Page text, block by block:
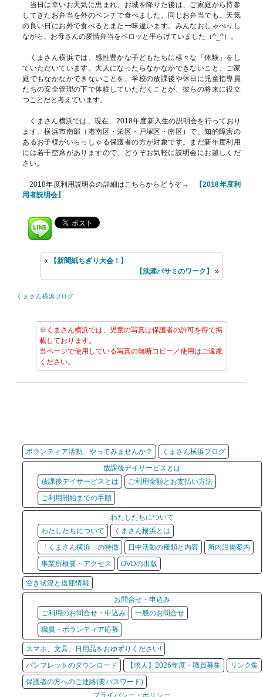
当日は幸いお天気に恵まれ、お城を降りた後は、ご家庭から持参
してきたお弁当を外のベンチで食べました。同じお弁当でも、天気
の良い日にお外で食べるとまた一味違います。みんなおしゃべりし
ながら、お母さんの愛情弁当をペロッと平らげていました（^_^）。
くまさん横浜では、感性豊かな子どもたちに様々な「体験」をし
ていただいています。大人になったらなかなかできないこと、ご家
庭でもなかなかできないことを、学校の放課後や休日に児童指導員
たちの安全管理の下で体験していただくことが、彼らの将来に役立
つことだと考えています。
くまさん横浜では、現在、2018年度新入生の説明会を行っており
ます。横浜市南部（港南区・栄区・戸塚区・南区）で、知的障害の
あるお子様がいらっしゃる保護者の方が対象です。まだ新年度利用
には若干空席がありますので、どうぞお気軽に説明会にお越しくだ
さい。
2018年度利用説明会の詳細はこちらからどうぞ→
【2018年度利
用者説明会】
«
【新聞紙ちぎり大会！】
【洗濯バサミのワーク】
»
くまさん横浜ブログ
※くまさん横浜では、児童の写真は保護者の許可を得て掲
載しております。
当ページで使用している写真の無断コピー／使用はご遠慮
ください。
ボランティア活動、やってみませんか？
くまさん横浜ブログ
放課後デイサービスとは
放課後デイサービスとは
ご利用金額とお支払い方法
ご利用開始までの手順
わたしたちについて
わたしたちについて
くまさん横浜とは
「くまさん横浜」の特徴
日中活動の種類と内容
所内設備案内
事業所概要・アクセス
DVDの出版
空き状況と送迎情報
お問合せ・申込み
ご利用のお問合せ・申込み
一般のお問合せ
職員・ボランティア応募
スマホ、文具、日用品をおゆずりください!
パンフレットのダウンロード
【求人】2026年度・職員募集
リンク集
保護者の方へのご連絡(要パスワード)
プライバシー・ポリシー